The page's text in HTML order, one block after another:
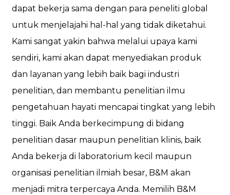
dapat bekerja sama dengan para peneliti global
untuk menjelajahi hal-hal yang tidak diketahui.
Kami sangat yakin bahwa melalui upaya kami
sendiri, kami akan dapat menyediakan produk
dan layanan yang lebih baik bagi industri
penelitian, dan membantu penelitian ilmu
pengetahuan hayati mencapai tingkat yang lebih
tinggi. Baik Anda berkecimpung di bidang
penelitian dasar maupun penelitian klinis, baik
Anda bekerja di laboratorium kecil maupun
organisasi penelitian ilmiah besar, B&M akan
menjadi mitra terpercaya Anda. Memilih B&M